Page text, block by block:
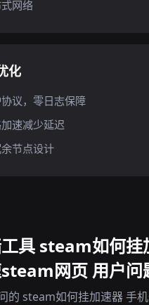
网络
化
议，零日志保障
速减少延迟
节点设计
具 steam如何挂
网页 用户问
的 steam如何挂加速器 手